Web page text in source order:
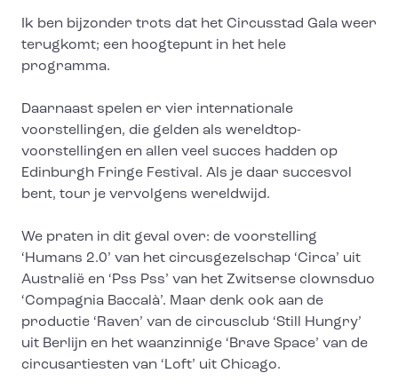
Ik ben bijzonder trots dat het Circusstad Gala weer
terugkomt; een hoogtepunt in het hele
programma.
Daarnaast spelen er vier internationale
voorstellingen, die gelden als wereldtop-
voorstellingen en allen veel succes hadden op
Edinburgh Fringe Festival. Als je daar succesvol
bent, tour je vervolgens wereldwijd.
We praten in dit geval over: de voorstelling
‘Humans 2.0’ van het circusgezelschap ‘Circa’ uit
Australië en ‘Pss Pss’ van het Zwitserse clownsduo
‘Compagnia Baccalà’. Maar denk ook aan de
productie ‘Raven’ van de circusclub ‘Still Hungry’
uit Berlijn en het waanzinnige ‘Brave Space’ van de
circusartiesten van ‘Loft’ uit Chicago.